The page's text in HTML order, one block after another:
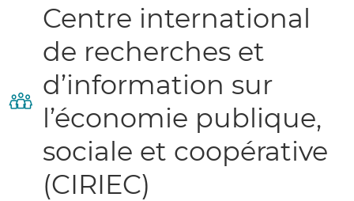
Centre international
de recherches et
d’information sur
l’économie publique,
sociale et coopérative
(CIRIEC)